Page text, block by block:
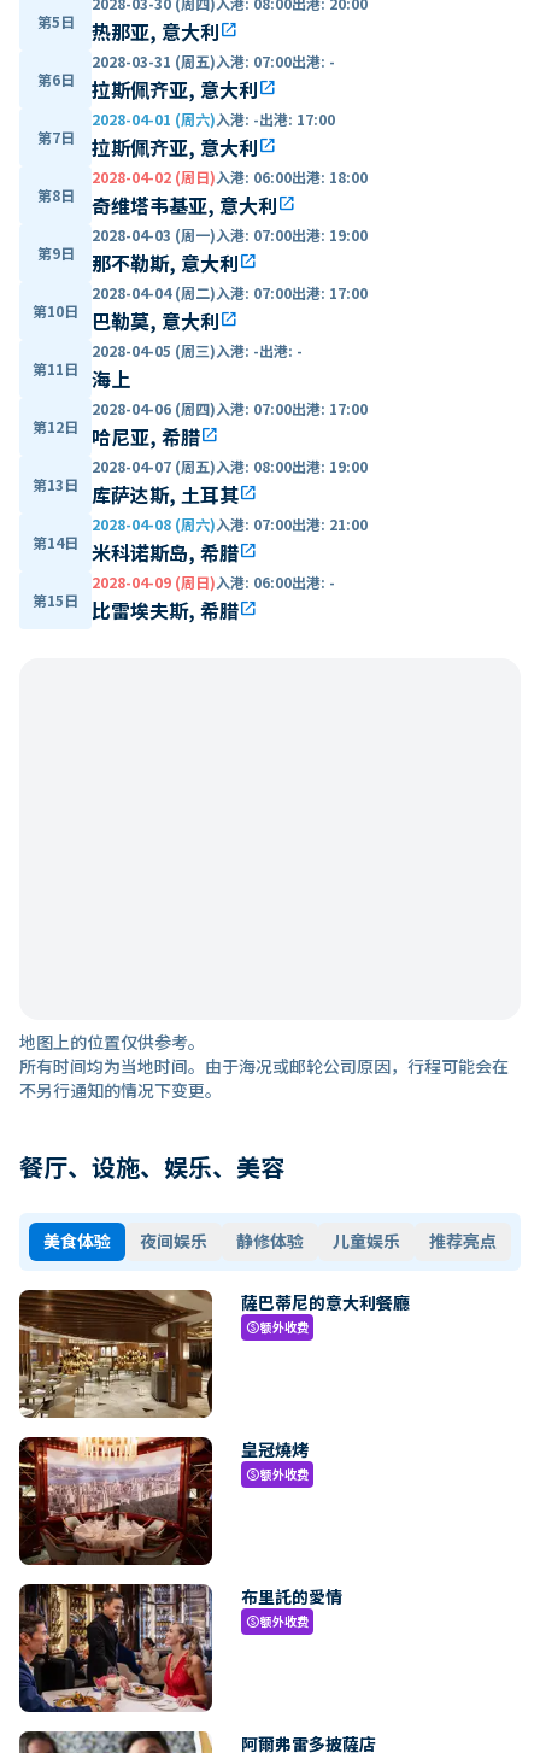
第5日 热那亚, 意大利open_in_new
第6日
2028-03-31 (周五)入港: 07:00出港: -
拉斯佩齐亚, 意大利open_in_new
第7日
2028-04-01 (周六)入港: -出港: 17:00
拉斯佩齐亚, 意大利open_in_new
第8日
2028-04-02 (周日)入港: 06:00出港: 18:00
奇维塔韦基亚, 意大利open_in_new
第9日
2028-04-03 (周一)入港: 07:00出港: 19:00
那不勒斯, 意大利open_in_new
第10日
2028-04-04 (周二)入港: 07:00出港: 17:00
巴勒莫, 意大利open_in_new
第11日
2028-04-05 (周三)入港: -出港: -
海上
第12日
2028-04-06 (周四)入港: 07:00出港: 17:00
哈尼亚, 希腊open_in_new
第13日
2028-04-07 (周五)入港: 08:00出港: 19:00
库萨达斯, 土耳其open_in_new
第14日
2028-04-08 (周六)入港: 07:00出港: 21:00
米科诺斯岛, 希腊open_in_new
第15日
2028-04-09 (周日)入港: 06:00出港: -
比雷埃夫斯, 希腊open_in_new
地图上的位置仅供参考。
所有时间均为当地时间。由于海况或邮轮公司原因，行程可能会在
不另行通知的情况下变更。
餐厅、设施、娱乐、美容
美食体验 夜间娱乐 静修体验 儿童娱乐 推荐亮点
薩巴蒂尼的意大利餐廳
paid额外收费
皇冠燒烤
paid额外收费
布里託的愛情
paid额外收费
阿爾弗雷多披薩店